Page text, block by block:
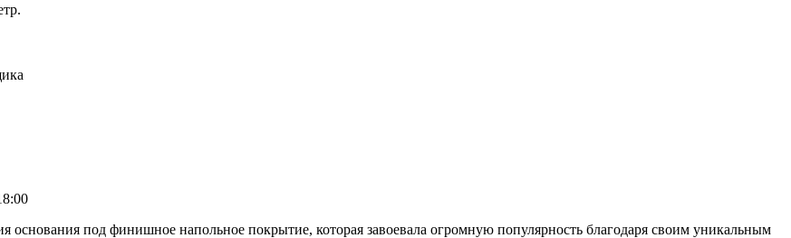
основания под финишное напольное покрытие, которая завоевала огромную популярность благодаря своим уникальным